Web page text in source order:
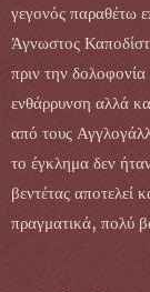
γεγονός παραθέτω
Άγνωστος
πριν την
ενθάρρυνση αλλά
από τους
το έγκλημα δεν
βεντέτας
πραγματικά, πολύ